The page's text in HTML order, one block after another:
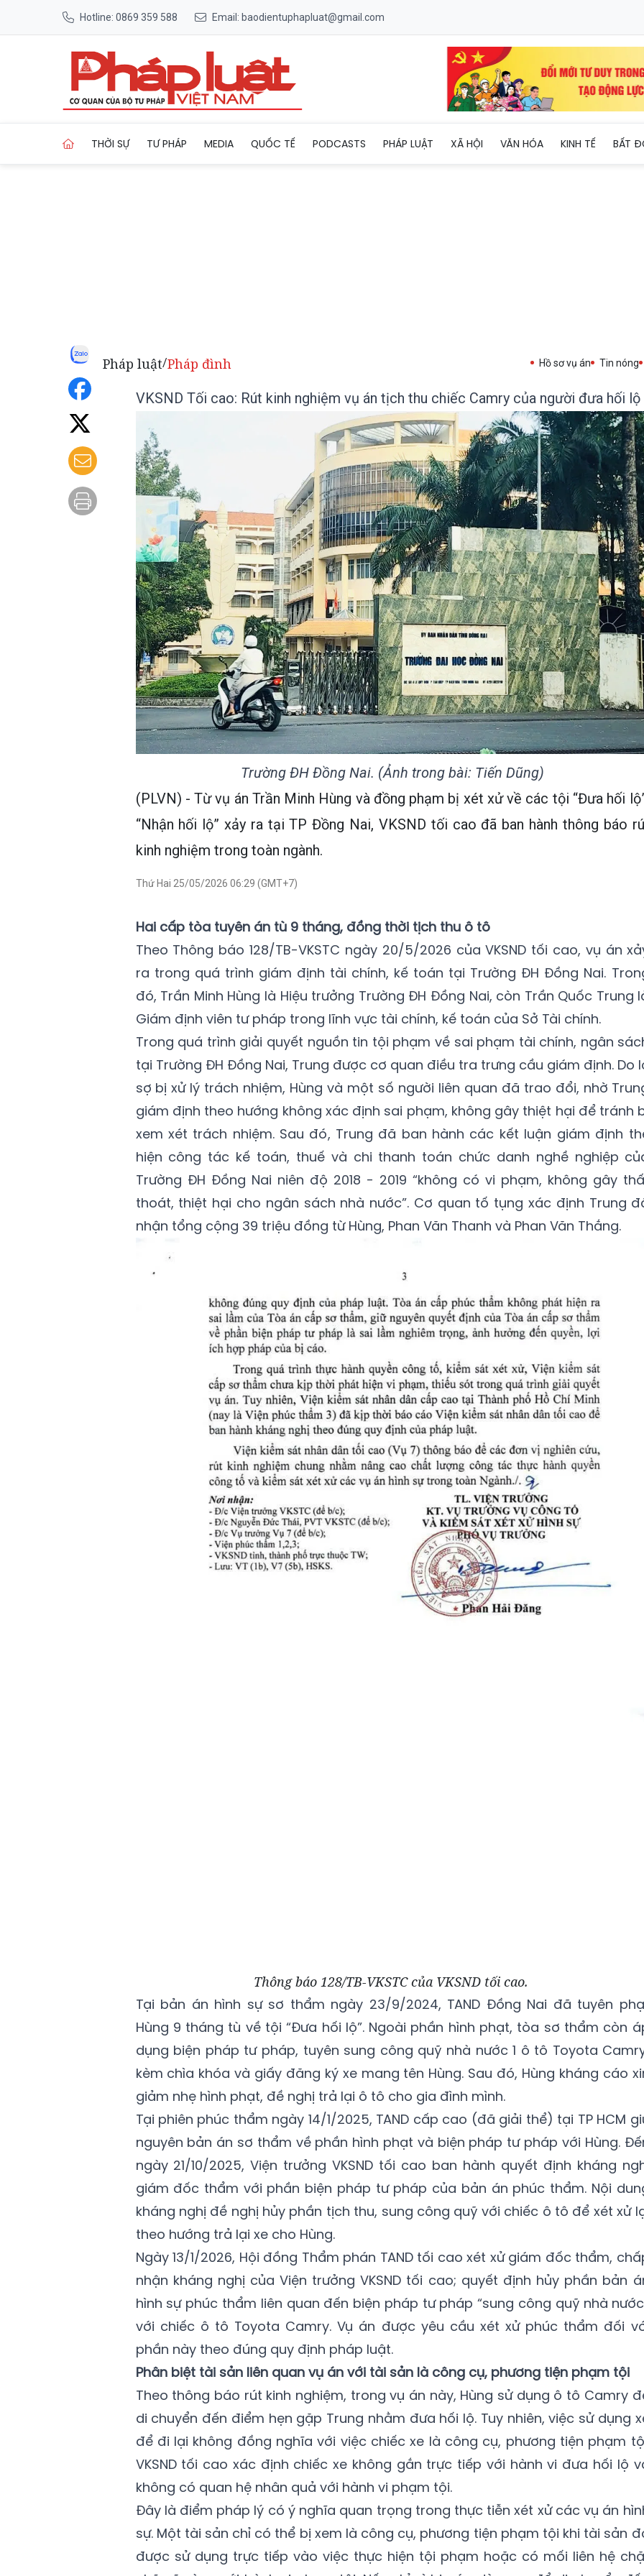
Hotline: 0869 359 588 Email: baodientuphapluat@gmail.com
THỜI SỰ TƯ PHÁP MEDIA QUỐC TẾ PODCASTS PHÁP LUẬT XÃ HỘI VĂN HÓA KINH TẾ BẤT
Pháp luật/Pháp đình Hồ sơ vụ án Tin nóng
VKSND Tối cao: Rút kinh nghiệm vụ án tịch thu chiếc Camry của người đưa hối lộ
Trường ĐH Đồng Nai. (Ảnh trong bài: Tiến Dũng)
(PLVN) - Từ vụ án Trần Minh Hùng và đồng phạm bị xét xử về các tội “Đưa hối
“Nhận hối lộ” xảy ra tại TP Đồng Nai, VKSND tối cao đã ban hành thông báo
kinh nghiệm trong toàn ngành.
Thứ Hai 25/05/2026 06:29 (GMT+7)
Hai cấp tòa tuyên án tù 9 tháng, đồng thời tịch thu ô tô
Theo Thông báo 128/TB-VKSTC ngày 20/5/2026 của VKSND tối cao, vụ án
ra trong quá trình giám định tài chính, kế toán tại Trường ĐH Đồng Nai.
đó, Trần Minh Hùng là Hiệu trưởng Trường ĐH Đồng Nai, còn Trần Quốc Trung
Giám định viên tư pháp trong lĩnh vực tài chính, kế toán của Sở Tài chính.
Trong quá trình giải quyết nguồn tin tội phạm về sai phạm tài chính, ngân
tại Trường ĐH Đồng Nai, Trung được cơ quan điều tra trưng cầu giám định. Do
sợ bị xử lý trách nhiệm, Hùng và một số người liên quan đã trao đổi, nhờ
giám định theo hướng không xác định sai phạm, không gây thiệt hại để tránh
xem xét trách nhiệm. Sau đó, Trung đã ban hành các kết luận giám định
hiện công tác kế toán, thuế và chi thanh toán chức danh nghề nghiệp
Trường ĐH Đồng Nai niên độ 2018 - 2019 “không có vi phạm, không gây
thoát, thiệt hại cho ngân sách nhà nước”. Cơ quan tố tụng xác định Trung
nhận tổng cộng 39 triệu đồng từ Hùng, Phan Văn Thanh và Phan Văn Thắng.
Thông báo 128/TB-VKSTC của VKSND tối cao.
Tại bản án hình sự sơ thẩm ngày 23/9/2024, TAND Đồng Nai đã tuyên
Hùng 9 tháng tù về tội “Đưa hối lộ”. Ngoài phần hình phạt, tòa sơ thẩm còn
dụng biện pháp tư pháp, tuyên sung công quỹ nhà nước 1 ô tô Toyota
kèm chìa khóa và giấy đăng ký xe mang tên Hùng. Sau đó, Hùng kháng cáo
giảm nhẹ hình phạt, đề nghị trả lại ô tô cho gia đình mình.
Tại phiên phúc thẩm ngày 14/1/2025, TAND cấp cao (đã giải thể) tại TP HCM
nguyên bản án sơ thẩm về phần hình phạt và biện pháp tư pháp với Hùng.
ngày 21/10/2025, Viện trưởng VKSND tối cao ban hành quyết định kháng
giám đốc thẩm với phần biện pháp tư pháp của bản án phúc thẩm. Nội
kháng nghị đề nghị hủy phần tịch thu, sung công quỹ với chiếc ô tô để xét xử
theo hướng trả lại xe cho Hùng.
Ngày 13/1/2026, Hội đồng Thẩm phán TAND tối cao xét xử giám đốc thẩm,
nhận kháng nghị của Viện trưởng VKSND tối cao; quyết định hủy phần bản
hình sự phúc thẩm liên quan đến biện pháp tư pháp “sung công quỹ nhà
với chiếc ô tô Toyota Camry. Vụ án được yêu cầu xét xử phúc thẩm đối
phần này theo đúng quy định pháp luật.
Phân biệt tài sản liên quan vụ án với tài sản là công cụ, phương tiện phạm tội
Theo thông báo rút kinh nghiệm, trong vụ án này, Hùng sử dụng ô tô Camry
di chuyển đến điểm hẹn gặp Trung nhằm đưa hối lộ. Tuy nhiên, việc sử dụng
để đi lại không đồng nghĩa với việc chiếc xe là công cụ, phương tiện phạm
VKSND tối cao xác định chiếc xe không gắn trực tiếp với hành vi đưa hối lộ
không có quan hệ nhân quả với hành vi phạm tội.
Đây là điểm pháp lý có ý nghĩa quan trọng trong thực tiễn xét xử các vụ án
sự. Một tài sản chỉ có thể bị xem là công cụ, phương tiện phạm tội khi tài sản
được sử dụng trực tiếp vào việc thực hiện tội phạm hoặc có mối liên hệ